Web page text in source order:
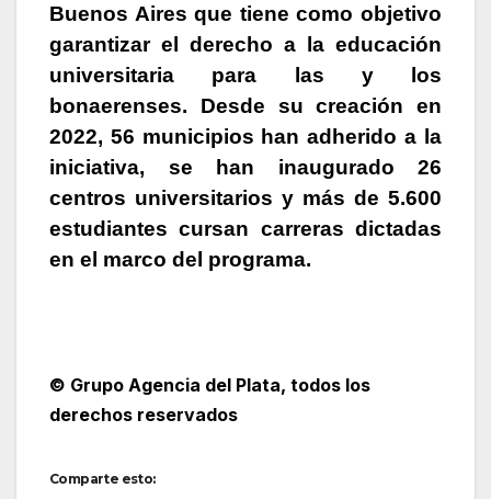
Buenos Aires que tiene como objetivo
garantizar el derecho a la educación
universitaria para las y los
bonaerenses. Desde su creación en
2022, 56 municipios han adherido a la
iniciativa, se han inaugurado 26
centros universitarios y más de 5.600
estudiantes cursan carreras dictadas
en el marco del programa.
© Grupo Agencia del Plata, todos los
derechos reservados
Comparte esto: